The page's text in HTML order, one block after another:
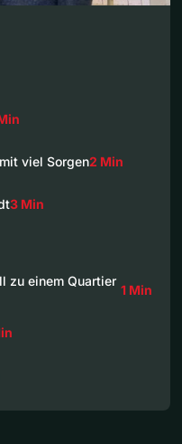
viel Sorgen2 Min
3 Min
zu einem Quartier
1 Min